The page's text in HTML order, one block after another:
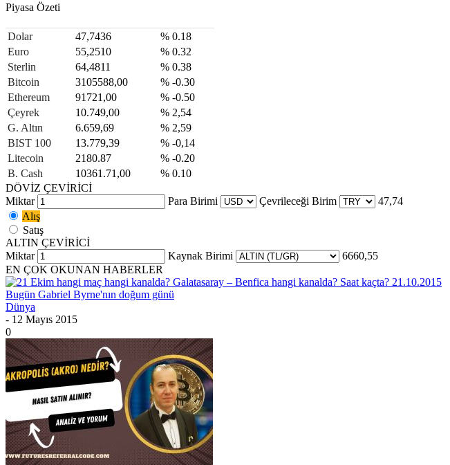
Piyasa Özeti
Dolar 47,7436
% 0.18
Euro
55,2510
% 0.32
Sterlin
64,4811
% 0.38
Bitcoin
3105588,00
% -0.30
Ethereum
91721,00
% -0.50
Çeyrek
10.749,00
% 2,54
G. Altın
6.659,69
% 2,59
BIST 100
13.779,39
% -0,14
Litecoin
2180.87
% -0.20
B. Cash
10361.71,00
% 0.10
DÖVİZ ÇEVİRİCİ
Miktar
Para Birimi Çevrileceği Birim
47,74
Alış
Satış
ALTIN ÇEVİRİCİ
Miktar
Kaynak Birimi
6660,55
EN ÇOK OKUNAN HABERLER
Bugün Gabriel Byrne'nın doğum günü
Dünya
- 12 Mayıs 2015
0